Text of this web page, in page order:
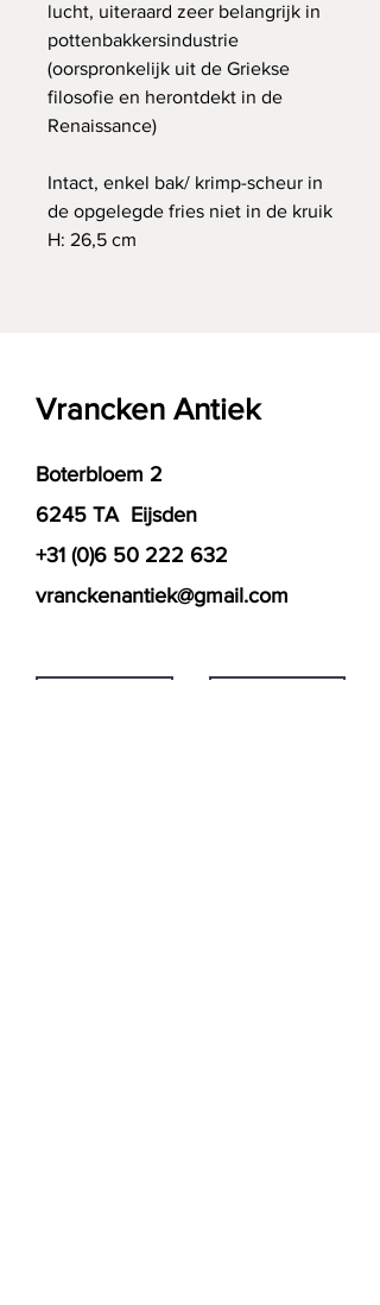
lucht, uiteraard zeer belangrijk in
pottenbakkersindustrie
(oorspronkelijk uit de Griekse
filosofie en herontdekt in de
Renaissance)
Intact, enkel bak/ krimp-scheur in
de opgelegde fries niet in de kruik
H: 26,5 cm
Vrancken Antiek
Boterbloem 2
6245 TA Eijsden
+31 (0)6 50 222 632
vranckenantiek@gmail.com